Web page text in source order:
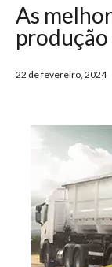
As
produção
22 de fevereiro, 2024